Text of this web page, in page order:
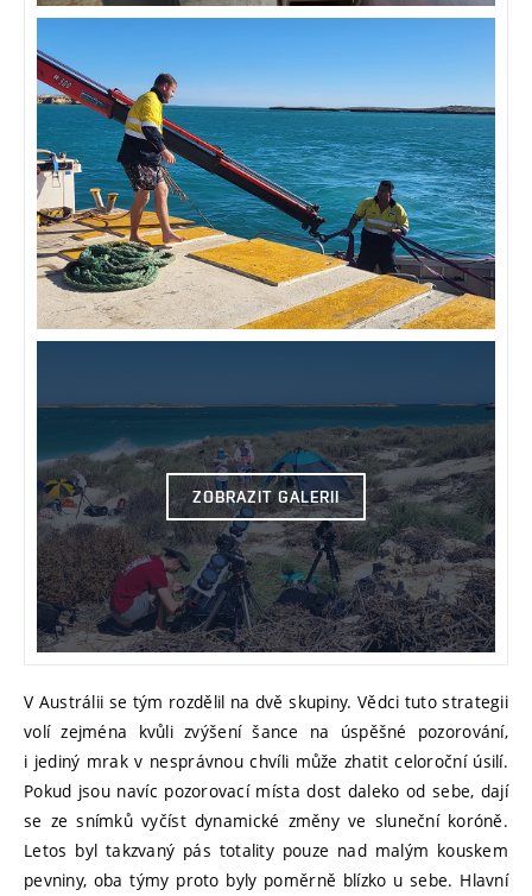
ZOBRAZIT GALERII
V Austrálii se tým rozdělil na dvě skupiny. Vědci tuto strategii
volí zejména kvůli zvýšení šance na úspěšné pozorování,
i jediný mrak v nesprávnou chvíli může zhatit celoroční úsilí.
Pokud jsou navíc pozorovací místa dost daleko od sebe, dají
se ze snímků vyčíst dynamické změny ve sluneční koróně.
Letos byl takzvaný pás totality pouze nad malým kouskem
pevniny, oba týmy proto byly poměrně blízko u sebe. Hlavní